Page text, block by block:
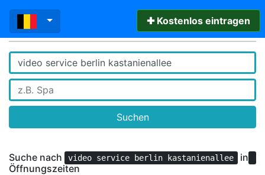
✚ Kostenlos eintragen
Suchen
Suche nach video service berlin kastanienallee
in
Öffnungszeiten